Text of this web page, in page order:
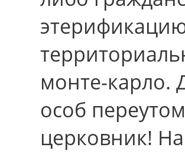
монте-карло.
особ
церковник!